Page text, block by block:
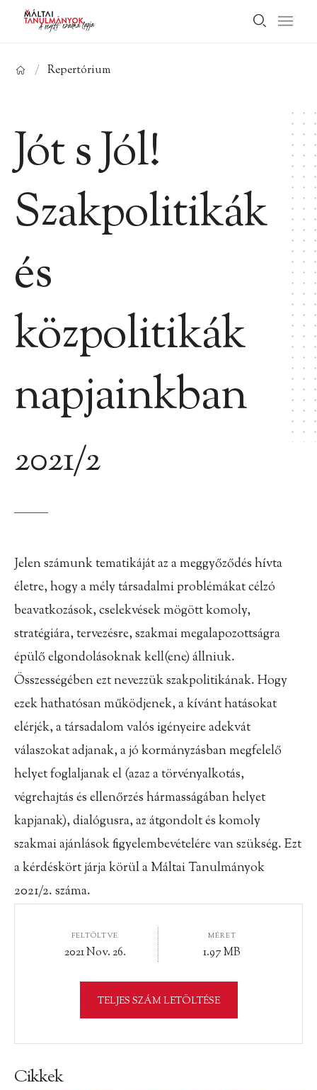
/ Repertórium
Jót s Jól!
Szakpolitikák
és
közpolitikák
napjainkban
2021/2
Jelen számunk tematikáját az a meggyőződés hívta
életre, hogy a mély társadalmi problémákat célzó
beavatkozások, cselekvések mögött komoly,
stratégiára, tervezésre, szakmai megalapozottságra
épülő elgondolásoknak kell(ene) állniuk.
Összességében ezt nevezzük szakpolitikának. Hogy
ezek hathatósan működjenek, a kívánt hatásokat
elérjék, a társadalom valós igényeire adekvát
válaszokat adjanak, a jó kormányzásban megfelelő
helyet foglaljanak el (azaz a törvényalkotás,
végrehajtás és ellenőrzés hármasságában helyet
kapjanak), dialógusra, az átgondolt és komoly
szakmai ajánlások figyelembevételére van szükség. Ezt
a kérdéskört járja körül a Máltai Tanulmányok
2021/2. száma.
FELTÖLTVE
2021 Nov. 26.
MÉRET
1.97 MB
TELJES SZÁM LETÖLTÉSE
Cikkek